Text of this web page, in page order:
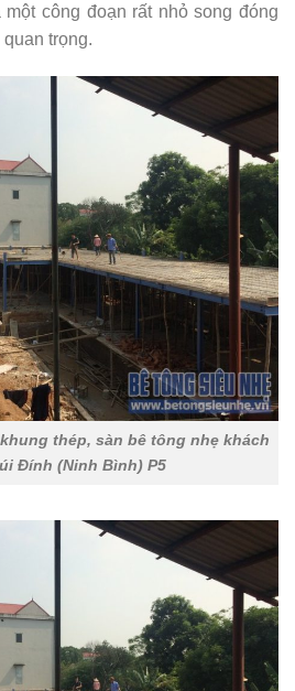
công đoạn rất nhỏ song đóng
trọng.
thép, sàn bê tông nhẹ khách
Đính (Ninh Bình) P5